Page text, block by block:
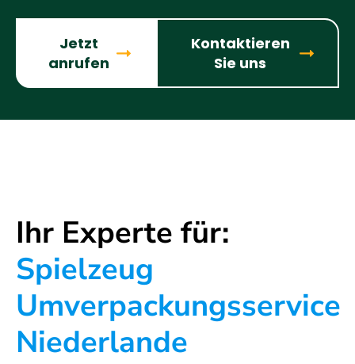
Jetzt
anrufen
Kontaktieren
Sie uns
Ihr Experte für:
Spielzeug
Umverpackungsservice
Niederlande